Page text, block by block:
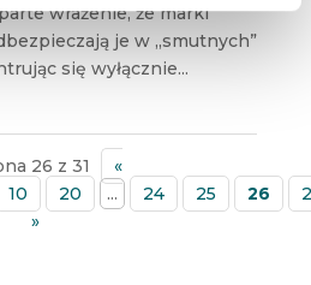
wrażenie, że marki
je w „smutnych”
się wyłącznie...
26 z 31
«
10 20 ... 24 25 26
»